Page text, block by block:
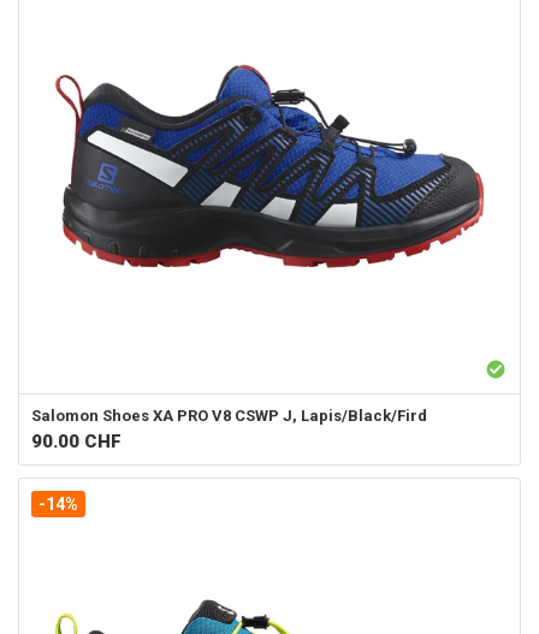
Salomon Shoes XA PRO V8 CSWP J, Lapis/Black/Fird
90.00 CHF
-14%